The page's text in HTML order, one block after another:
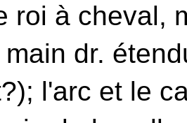
roi à cheval,
dr.
l'arc et le